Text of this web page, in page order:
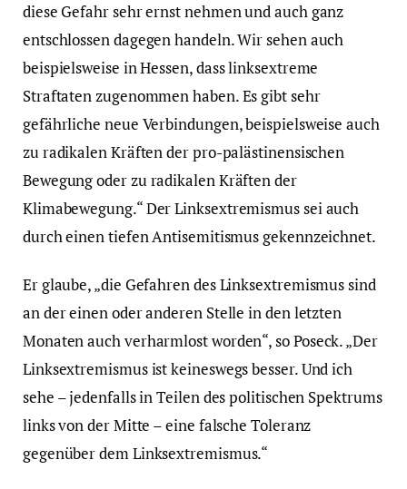
diese Gefahr sehr ernst nehmen und auch ganz
entschlossen dagegen handeln. Wir sehen auch
beispielsweise in Hessen, dass linksextreme
Straftaten zugenommen haben. Es gibt sehr
gefährliche neue Verbindungen, beispielsweise auch
zu radikalen Kräften der pro-palästinensischen
Bewegung oder zu radikalen Kräften der
Klimabewegung.“ Der Linksextremismus sei auch
durch einen tiefen Antisemitismus gekennzeichnet.
Er glaube, „die Gefahren des Linksextremismus sind
an der einen oder anderen Stelle in den letzten
Monaten auch verharmlost worden“, so Poseck. „Der
Linksextremismus ist keineswegs besser. Und ich
sehe – jedenfalls in Teilen des politischen Spektrums
links von der Mitte – eine falsche Toleranz
gegenüber dem Linksextremismus.“